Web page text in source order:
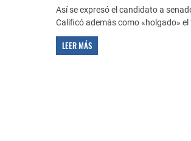
Así se expresó el candidato a
Calificó además como «holgado»
LEER MÁS